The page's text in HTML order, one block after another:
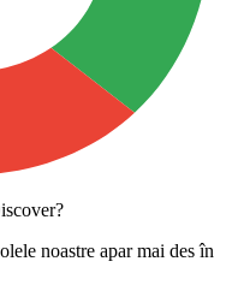
noastre apar mai des în